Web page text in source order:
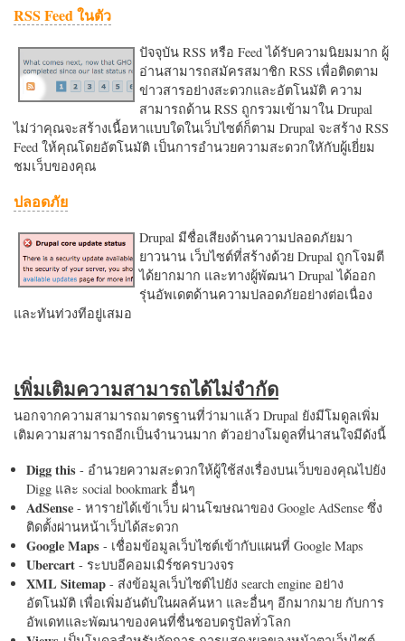
RSS Feed ในตัว
ปัจจุบัน RSS หรือ Feed ได้รับความนิยมมาก ผู้
อ่านสามารถสมัครสมาชิก RSS เพื่อติดตาม
ข่าวสารอย่างสะดวกและอัตโนมัติ ความ
สามารถด้าน RSS ถูกรวมเข้ามาใน Drupal
ไม่ว่าคุณจะสร้างเนื้อหาแบบใดในเว็บไซต์ก็ตาม Drupal จะสร้าง RSS
Feed ให้คุณโดยอัตโนมัติ เป็นการอำนวยความสะดวกใหักับผู้เยี่ยม
ชมเว็บของคุณ
ปลอดภัย
Drupal มีชื่อเสียงด้านความปลอดภัยมา
ยาวนาน เว็บไซต์ที่สร้างด้วย Drupal ถูกโจมตี
ได้ยากมาก และทางผู้พัฒนา Drupal ได้ออก
รุ่นอัพเดตด้านความปลอดภัยอย่างต่อเนื่อง
และทันท่วงทีอยู่เสมอ
เพิ่มเติมความสามารถได้ไม่จำกัด
นอกจากความสามารถมาตรฐานที่ว่ามาแล้ว Drupal ยังมีโมดูลเพิ่ม
เติมความสามารถอีกเป็นจำนวนมาก ตัวอย่างโมดูลที่น่าสนใจมีดังนี้
Digg this - อำนวยความสะดวกให้ผู้ใช้ส่งเรื่องบนเว็บของคุณไปยัง
Digg และ social bookmark อื่นๆ
AdSense - หารายได้เข้าเว็บ ผ่านโฆษณาของ Google AdSense ซึ่ง
ติดตั้งผ่านหน้าเว็บได้สะดวก
Google Maps - เชื่อมข้อมูลเว็บไซต์เข้ากับแผนที่ Google Maps
Ubercart - ระบบอีคอมเมิร์ซครบวงจร
XML Sitemap - ส่งข้อมูลเว็บไซต์ไปยัง search engine อย่าง
อัตโนมัติ เพื่อเพิ่มอันดับในผลค้นหา และอื่นๆ อีกมากมาย กับการ
อัพเดทและพัฒนาของคนที่ชื่นชอบดรูปัลทั่วโลก